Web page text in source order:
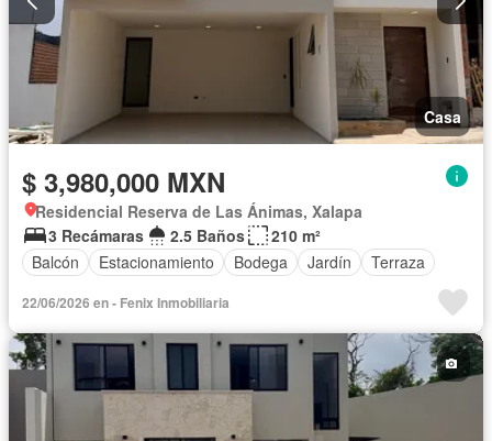
Casa
$ 3,980,000 MXN
Residencial Reserva de Las Ánimas, Xalapa
3 Recámaras
2.5 Baños
210 m²
Balcón
Estacionamiento Bodega Jardín Terraza
22/06/2026 en - Fenix Inmobiliaria